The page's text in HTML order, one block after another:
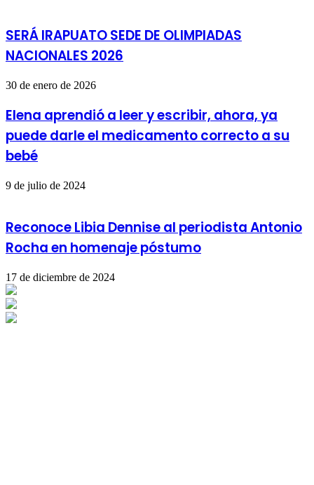
SERÁ IRAPUATO SEDE DE OLIMPIADAS
NACIONALES 2026
30 de enero de 2026
Elena aprendió a leer y escribir, ahora, ya
puede darle el medicamento correcto a su
bebé
9 de julio de 2024
Reconoce Libia Dennise al periodista Antonio
Rocha en homenaje póstumo
17 de diciembre de 2024